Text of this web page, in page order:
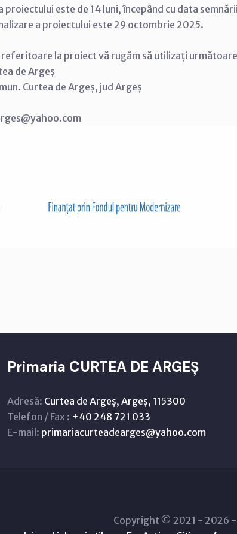
proiectului este de 14 luni, începând cu data
a proiectului este 29 octombrie 2025.
la proiect vă rugăm să utilizați
de Argeș
Curtea de Argeș, jud Argeș
Primaria CURTEA DE ARGEȘ
Adresă: Curtea de Argeș, Argeș, 115300
Telefon / Fax : +40 248 721 033
E-mail: primariacurteadearges@yahoo.com
Copyright © 2021 - 2026 -